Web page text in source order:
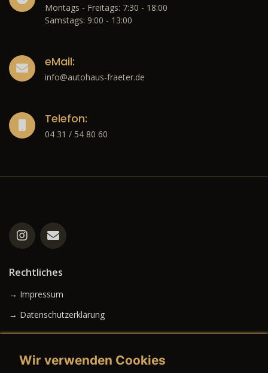
Montags - Freitags: 7:30 - 18:00
Samstags: 9:00 - 13:00
eMail:
info@autohaus-fraeter.de
Telefon:
04 31 / 54 80 60
Rechtliches
→ Impressum
→ Datenschutzerklärung
Wir verwenden Cookies